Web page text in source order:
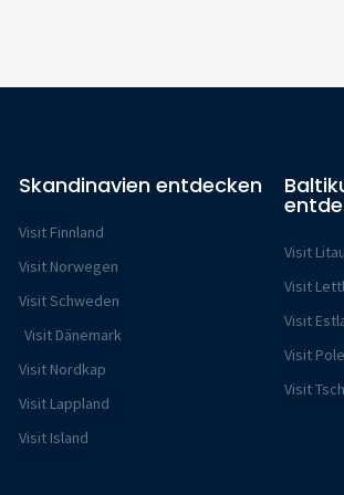
Skandinavien entdecken
Visit Finnland
Visit Norwegen
Visit Schweden
Visit Dänemark
Visit Nordkap
Visit Lappland
Visit Island
Visit
Visit
Visit
Visit
Visit